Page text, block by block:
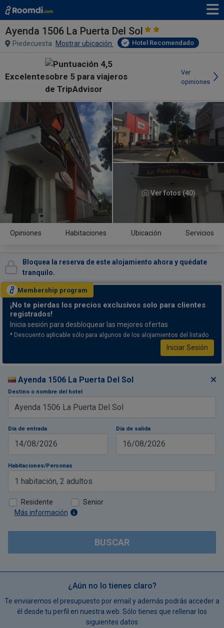
Ayenda 1506 La Puerta Del Sol
Piedecuesta Mostrar ubicación Hotel Recomendado
Excelente
Ver
opiniones
Ver fotos (40)
Opiniones Habitaciones Ubicación Servicios
Bloquea la reserva de este alojamiento ahora y quédate
tranquilo.
Membership program
¡No te pierdas los precios exclusivos solo para clientes
registrados!
Inicia sesión para desbloquear las mejores ofertas
* Descuento aplicable sólo para algunos de los alojamientos del listado
Iniciar Sesión
Ayenda 1506 La Puerta Del Sol
Destino o nombre del hotel
Día de entrada
14/08/2026
Día de salida
16/08/2026
Habitaciones/Personas
1 habitación, 2 adultos
Residente
Senior
Más información
BUSCAR
¿Aún no lo tienes claro?
Te enviaremos el presupuesto por email y además podrás acceder a
él desde tu perfil en nuestra web. Sólo tienes que rellenar los
siguientes datos